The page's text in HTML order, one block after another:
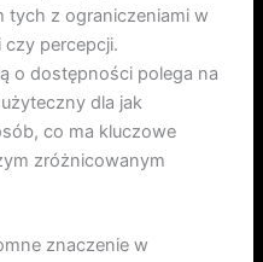
tych z ograniczeniami w
czy percepcji.
o dostępności polega na
dla jak
co ma kluczowe
zróżnicowanym
znaczenie w